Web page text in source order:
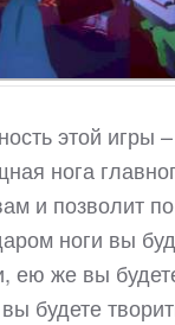
этой игры –
нога
и позволит
ноги вы
ею же вы
будете